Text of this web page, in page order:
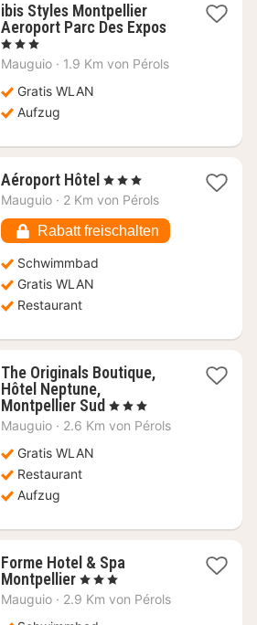
ibis Styles Montpellier
Aeroport Parc Des Expos1
ab
, 3 Sterne
Mauguio · 1.9 Km von Pérols
Gratis WLAN
Aufzug
Aéroport Hôtel 1
Nacht
78,86
€
, 3 Sterne
Mauguio · 2 Km von Pérols
Rabatt freischalten
Schwimmbad
Gratis WLAN
Restaurant
The Originals Boutique,
Hôtel Neptune,
Montpellier Sud 1
Nacht
, 3 Sterne
Mauguio · 2.6 Km von Pérols
Gratis WLAN
Restaurant
Aufzug
Forme Hotel & Spa
Montpellier1
Nacht
, 3 Sterne
Mauguio · 2.9 Km von Pérols